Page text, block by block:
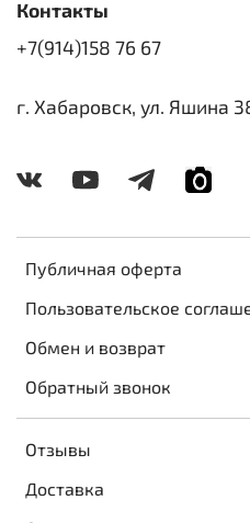
Публичная оферта
Пользовательское
Обмен и возврат
Обратный звонок
Отзывы
Доставка
Контакты
+7(914)158 76 67
г. Хабаровск, ул. Яшина